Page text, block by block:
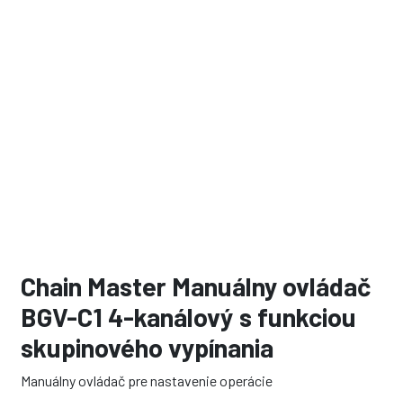
Chain Master Manuálny ovládač
BGV-C1 4-kanálový s funkciou
skupinového vypínania
Manuálny ovládač pre nastavenie operácie